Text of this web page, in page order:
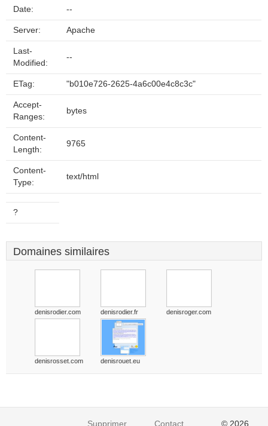
Date: --
Server: Apache
Last-
Modified:
--
ETag: "b010e726-2625-4a6c00e4c8c3c"
Accept-
Ranges:
bytes
Content-
Length:
9765
Content-
Type:
text/html
?
Domaines similaires
denisrodier.com denisrodier.fr denisroger.com
denisrosset.com denisrouet.eu
Supprimer Contact © 2026